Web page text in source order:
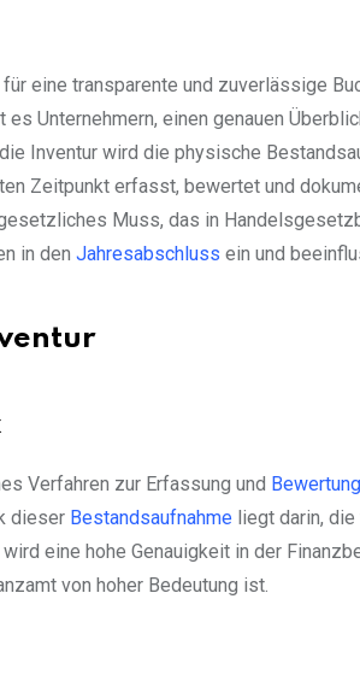
eine transparente und zuverlässige
Unternehmern, einen genauen
Inventur wird die physische
Zeitpunkt erfasst, bewertet und
Muss, das in
in den Jahresabschluss ein und
Verfahren zur Erfassung und Bewertung
dieser Bestandsaufnahme liegt darin,
eine hohe Genauigkeit in der
von hoher Bedeutung ist.